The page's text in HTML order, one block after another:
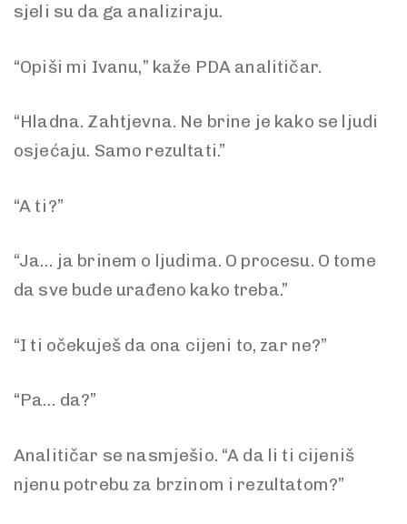
sjeli su da ga analiziraju.
“Opiši mi Ivanu,” kaže PDA analitičar.
“Hladna. Zahtjevna. Ne brine je kako se ljudi
osjećaju. Samo rezultati.”
“A ti?”
“Ja… ja brinem o ljudima. O procesu. O tome
da sve bude urađeno kako treba.”
“I ti očekuješ da ona cijeni to, zar ne?”
“Pa… da?”
Analitičar se nasmješio. “A da li ti cijeniš
njenu potrebu za brzinom i rezultatom?”